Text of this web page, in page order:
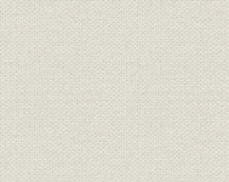
府県別電力需要 茨城